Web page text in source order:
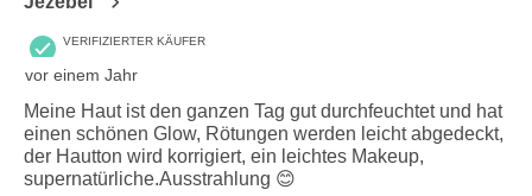
VERIFIZIERTER KÄUFER
vor einem Jahr
Meine Haut ist den ganzen Tag gut durchfeuchtet und hat
einen schönen Glow, Rötungen werden leicht abgedeckt,
der Hautton wird korrigiert, ein leichtes Makeup,
supernatürliche.Ausstrahlung 😊